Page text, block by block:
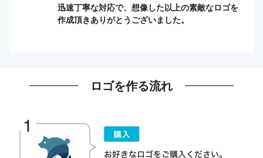
迅速丁寧な対応で、想像した以上の素敵なロゴを
作成頂きありがとうございました。
ロゴを作る流れ